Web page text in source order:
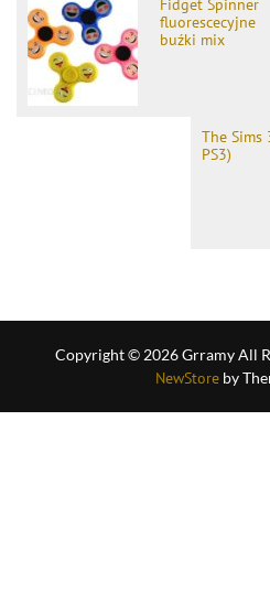
fluorescecyjne
buźki mix
The Sims
PS3)
Copyright © 2026 Grramy All
NewStoreby